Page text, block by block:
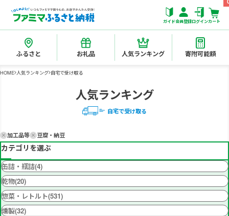
ガイド会員登録ログインカート
ふるさと お礼品 人気ランキング 寄附可能額
HOME 人気ランキング 自宅で受け取る
人気ランキング
自宅で受け取る
加工品等 豆腐・納豆
カテゴリを選ぶ
缶詰・瓶詰(4)
乾物(20)
惣菜・レトルト(531)
燻製(32)